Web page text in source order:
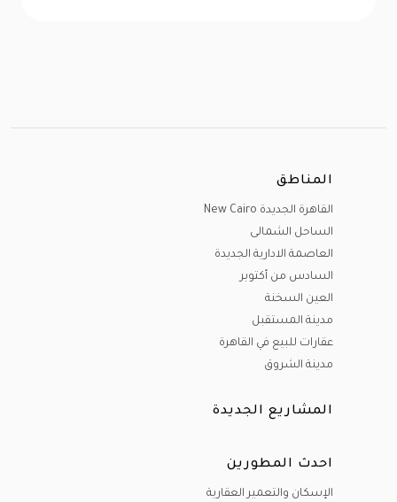
المناطق
القاهرة الجديدة New Cairo
الساحل الشمالى
العاصمة الادارية الجديدة
السادس من أكتوبر
العين السخنة
مدينة المستقبل
عقارات للبيع في القاهرة
مدينة الشروق
المشاريع الجديدة
احدث المطورين
الإسكان والتعمير العقارية